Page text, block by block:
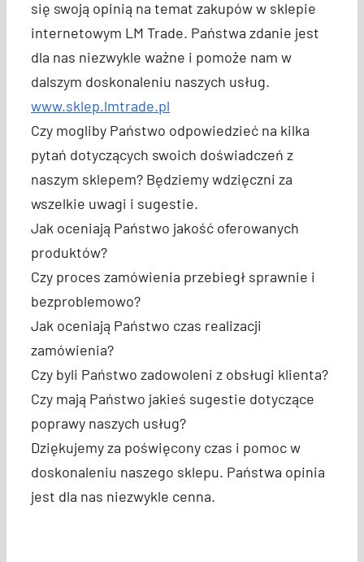
się swoją opinią na temat zakupów w sklepie
internetowym LM Trade. Państwa zdanie jest
dla nas niezwykle ważne i pomoże nam w
dalszym doskonaleniu naszych usług.
www.sklep.lmtrade.pl
Czy mogliby Państwo odpowiedzieć na kilka
pytań dotyczących swoich doświadczeń z
naszym sklepem? Będziemy wdzięczni za
wszelkie uwagi i sugestie.
Jak oceniają Państwo jakość oferowanych
produktów?
Czy proces zamówienia przebiegł sprawnie i
bezproblemowo?
Jak oceniają Państwo czas realizacji
zamówienia?
Czy byli Państwo zadowoleni z obsługi klienta?
Czy mają Państwo jakieś sugestie dotyczące
poprawy naszych usług?
Dziękujemy za poświęcony czas i pomoc w
doskonaleniu naszego sklepu. Państwa opinia
jest dla nas niezwykle cenna.